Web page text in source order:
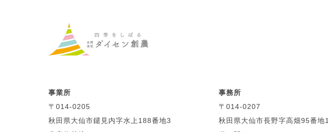
事業所
〒014-0205
秋田県大仙市鑓見内字水上188番地3
事務所
〒014-0207
秋田県大仙市長野字高畑95番地1